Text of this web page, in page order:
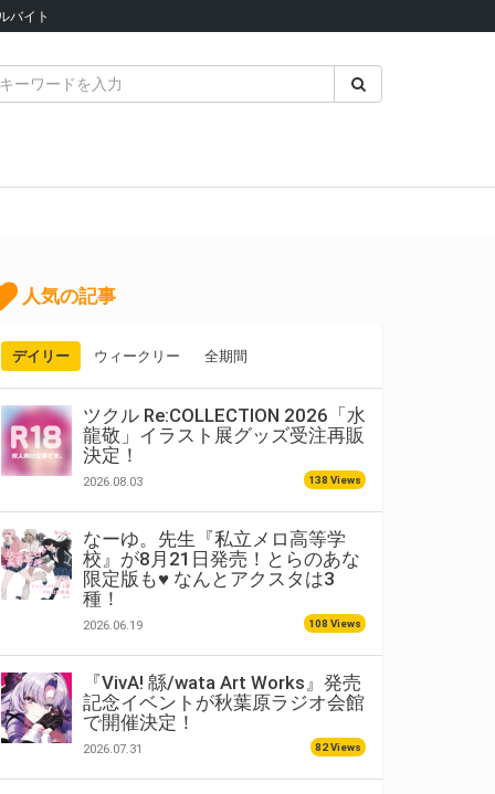
バイト
人気の記事
デイリー ウィークリー 全期間
ツクル Re:COLLECTION 2026「水
龍敬」イラスト展グッズ受注再販
決定！
2026.08.03 138 Views
なーゆ。先生『私立メロ高等学
校』が8月21日発売！とらのあな
限定版も♥ なんとアクスタは3
種！
2026.06.19 108 Views
『VivA! 緜/wata Art Works』発売
記念イベントが秋葉原ラジオ会館
で開催決定！
2026.07.31 82 Views